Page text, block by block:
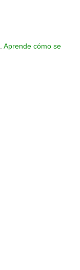
Aprende cómo se